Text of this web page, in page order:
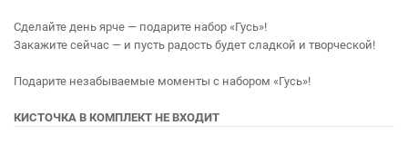
Сделайте день ярче — подарите набор «Гусь»!
Закажите сейчас — и пусть радость будет сладкой и творческой!
Подарите незабываемые моменты с набором «Гусь»!
КИСТОЧКА В КОМПЛЕКТ НЕ ВХОДИТ